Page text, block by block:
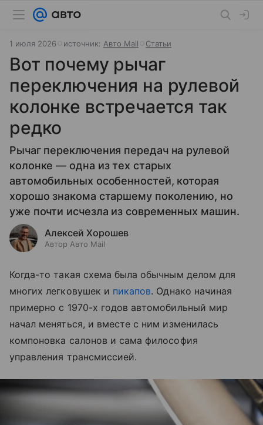
1 июля 2026 источник: Авто Mail Статьи
Вот почему рычаг
переключения на рулевой
колонке встречается так
редко
Рычаг переключения передач на рулевой
колонке — одна из тех старых
автомобильных особенностей, которая
хорошо знакома старшему поколению, но
уже почти исчезла из современных машин.
Алексей Хорошев
Автор Авто Mail
Когда-то такая схема была обычным делом для
многих легковушек и пикапов. Однако начиная
примерно с 1970-х годов автомобильный мир
начал меняться, и вместе с ним изменилась
компоновка салонов и сама философия
управления трансмиссией.